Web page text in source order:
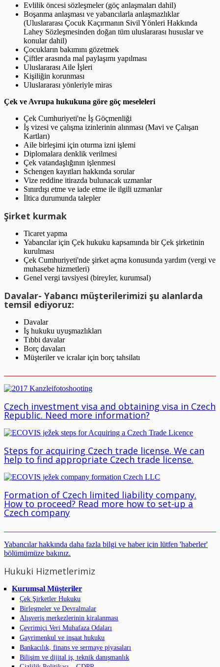
Evlilik öncesi sözleşmeler (göç anlaşmaları dahil)
Boşanma anlaşması ve yabancılarla anlaşmazlıklar
(Uluslararası Çocuk Kaçırmanın Sivil Yönleri Hakkında
Lahey Sözleşmesinden doğan tüm uluslararası hususlar ve
konular dahil)
Çocukların bakımını gözetmek
Çiftler arasında mal paylaşımı yapılması
Uluslararası Aile İşleri
Kişiliğin korunması
Uluslararası yönleriyle miras
Çek ve Avrupa hukukuna göre göç meseleleri
Çek Cumhuriyeti'ne İş Göçmenliği
İş vizesi ve çalışma izinlerinin alınması (Mavi ve Çalışan
Kartları)
Aile birleşimi için oturma izni işlemi
Diplomalara denklik verilmesi
Çek vatandaşlığının işlenmesi
Schengen kayıtları hakkında sorular
Vize reddine itirazda bulunacak uzmanlar
Sınırdışı etme ve iade etme ile ilgili uzmanlar
İltica durumunda talepler
Şirket kurmak
Ticaret yapma
Yabancılar için Çek hukuku kapsamında bir Çek şirketinin
kurulması
Çek Cumhuriyeti'nde ​şirket açma konusunda ​yardım (vergi ve
muhasebe hizmetleri)
Genel vergi tavsiyesi (bireyler, kurumsal)
Davalar- Yabancı müşterilerimizi şu alanlarda
temsil ediyoruz:
Davalar
İş hukuku uyuşmazlıkları
Tıbbi davalar
Borç davaları
Müşteriler ve icralar için borç tahsilatı
Czech investment visa and obtaining visa in Czech
Republic. Need more information?
Steps for acquiring Czech trade license. We can
help to find appropriate Czech trade license.
Formation of Czech limited liability company.
How to proceed? Read more how to set-up a
Czech company
Yabancılar hakkında daha fazla bilgi ve haber için lütfen 'haberler'
bölümümüze bakınız.
Hukuki Hizmetlerimiz
Kurumsal Müşteriler
Çek Şirketler Hukuku
Birleşmeler ve Devralmalar
Alışveriş merkezlerinin kiralanması
Çevrimiçi Veri Muhafaza Odaları
Gayrimenkul ve inşaat hukuku
Bankacılık, finans ve sermaye piyasaları
Bilişim ve dijital iş, teknik danışmanlık